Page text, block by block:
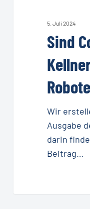
Roboter?
5. Juli 2024
Sind
Wir
Ausgabe
darin
Beitrag…